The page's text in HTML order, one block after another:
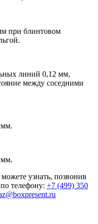
при блинтовом
линий 0,12 мм,
между соседними
узнать, позвонив
телефону: +7 (499) 350